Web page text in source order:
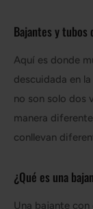
Bajantes y tubos
Aquí es donde
descuidada en
no son solo dos
manera
conllevan
¿Qué es una
Una bajante